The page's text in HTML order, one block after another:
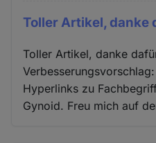
Toller Artikel, danke
Toller Artikel, danke
Hyperlinks zu
Gynoid. Freu mich auf